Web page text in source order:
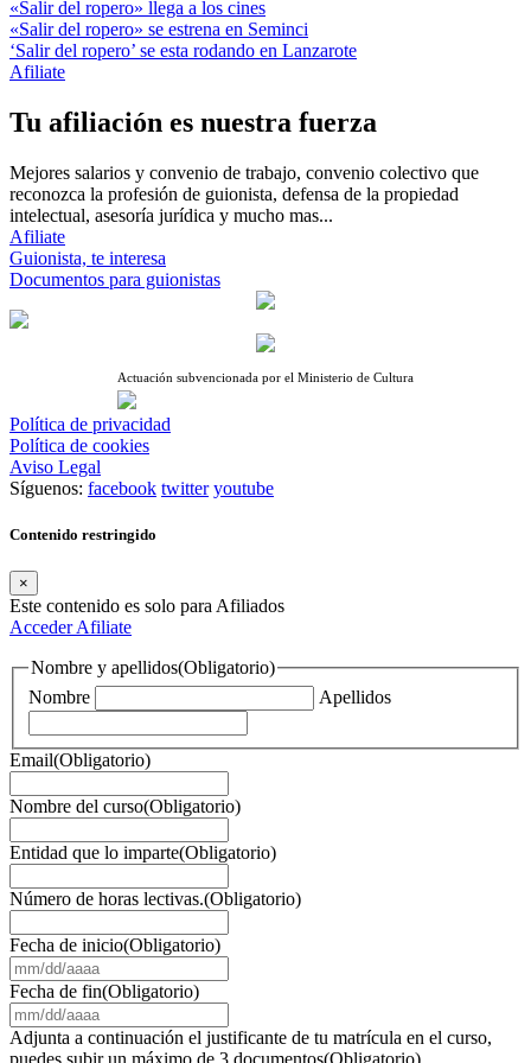
«Salir del ropero» llega a los cines
«Salir del ropero» se estrena en Seminci
‘Salir del ropero’ se esta rodando en Lanzarote
Afiliate
Tu afiliación es nuestra fuerza
Mejores salarios y convenio de trabajo, convenio colectivo que
reconozca la profesión de guionista, defensa de la propiedad
intelectual, asesoría jurídica y mucho mas...
Afiliate
Guionista, te interesa
Documentos para guionistas
Actuación subvencionada por el Ministerio de Cultura
Política de privacidad
Política de cookies
Aviso Legal
Síguenos: facebook twitter youtube
Contenido restringido
×
Este contenido es solo para Afiliados
AccederAfiliate
Nombre y apellidos(Obligatorio)
Nombre
Apellidos
Email(Obligatorio)
Nombre del curso(Obligatorio)
Entidad que lo imparte(Obligatorio)
Número de horas lectivas.(Obligatorio)
Fecha de inicio(Obligatorio)
barra
DD
barra
AAAA
Fecha de fin(Obligatorio)
barra
DD
Adjunta a continuación el justificante de tu matrícula en el curso,
puedes subir un máximo de 3 documentos(Obligatorio)